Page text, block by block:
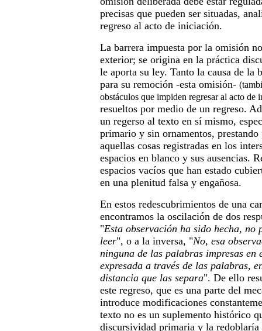
precisas que pueden ser situadas,
regreso al acto de iniciación.
La barrera impuesta por la omisión
exterior; se origina en la práctica
le aporta su ley. Tanto la causa de la
para su remoción -esta omisión-
obstáculos que impiden regresar al acto de
resueltos por medio de un regreso.
un regerso al texto en sí mismo,
primario y sin ornamentos,
aquellas cosas registradas en los
espacios en blanco y sus ausencias.
espacios vacíos que han estado
en una plenitud falsa y engañosa.
En estos redescubrimientos de una
encontramos la oscilación de dos
"Esta observación ha sido hecha, no
leer", o a la inversa, "No, esa
ninguna de las palabras impresas en
expresada a través de las palabras,
distancia que las separa". De ello
este regreso, que es una parte del
introduce modificaciones
texto no es un suplemento histórico
discursividad primaria y la